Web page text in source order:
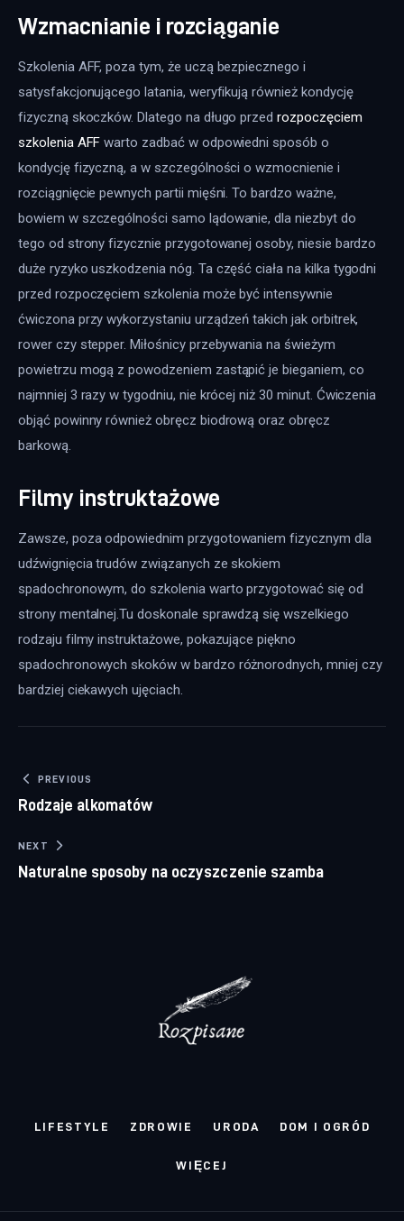
Wzmacnianie i rozciąganie
Szkolenia AFF, poza tym, że uczą bezpiecznego i
satysfakcjonującego latania, weryfikują również kondycję
fizyczną skoczków. Dlatego na długo przed rozpoczęciem
szkolenia AFF warto zadbać w odpowiedni sposób o
kondycję fizyczną, a w szczególności o wzmocnienie i
rozciągnięcie pewnych partii mięśni. To bardzo ważne,
bowiem w szczególności samo lądowanie, dla niezbyt do
tego od strony fizycznie przygotowanej osoby, niesie bardzo
duże ryzyko uszkodzenia nóg. Ta część ciała na kilka tygodni
przed rozpoczęciem szkolenia może być intensywnie
ćwiczona przy wykorzystaniu urządzeń takich jak orbitrek,
rower czy stepper. Miłośnicy przebywania na świeżym
powietrzu mogą z powodzeniem zastąpić je bieganiem, co
najmniej 3 razy w tygodniu, nie krócej niż 30 minut. Ćwiczenia
objąć powinny również obręcz biodrową oraz obręcz
barkową.
Filmy instruktażowe
Zawsze, poza odpowiednim przygotowaniem fizycznym dla
udźwignięcia trudów związanych ze skokiem
spadochronowym, do szkolenia warto przygotować się od
strony mentalnej.Tu doskonale sprawdzą się wszelkiego
rodzaju filmy instruktażowe, pokazujące piękno
spadochronowych skoków w bardzo różnorodnych, mniej czy
bardziej ciekawych ujęciach.
Nawigacja wpisu
PREVIOUS
Rodzaje alkomatów
NEXT
Naturalne sposoby na oczyszczenie szamba
LIFESTYLE ZDROWIE URODA DOM I OGRÓD
WIĘCEJ